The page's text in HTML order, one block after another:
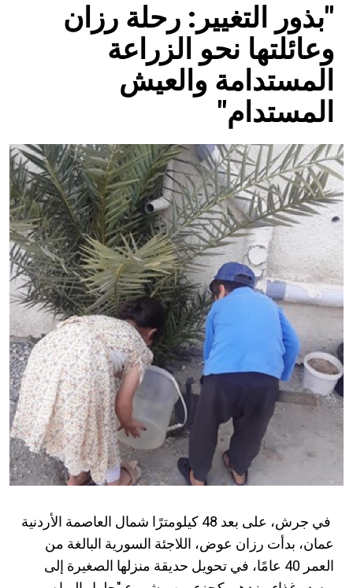
"بذور التغيير: رحلة رزان
وعائلتها نحو الزراعة
المستدامة والعيش
المستدام"
في جرش، على بعد 48 كيلومترًا شمال العاصمة الأردنية
عمان، بدأت رزان عوض، اللاجئة السورية البالغة من
العمر 40 عامًا، في تحويل حديقة منزلها الصغيرة إلى